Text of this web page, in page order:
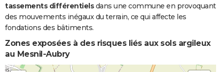
tassements différentielsdans une commune en provoquant
des mouvements inégaux du terrain, ce qui affecte les
fondations des bâtiments.
Zones exposées à des risques liés aux sols argileux
au Mesnil-Aubry